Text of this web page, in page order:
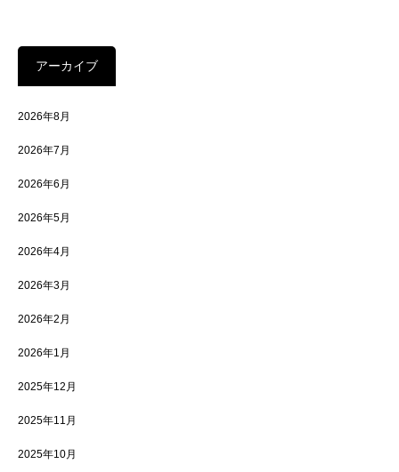
アーカイブ
2026年8月
2026年7月
2026年6月
2026年5月
2026年4月
2026年3月
2026年2月
2026年1月
2025年12月
2025年11月
2025年10月